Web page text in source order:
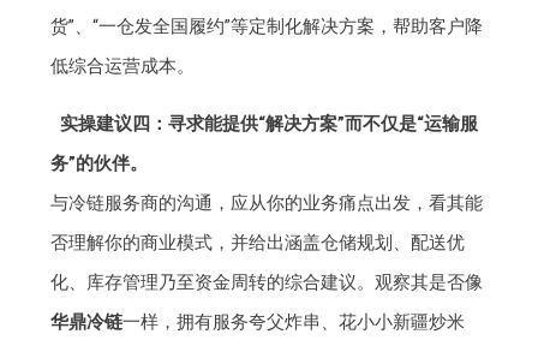
货”、“一仓发全国履约”等定制化解决方案，帮助客户降
低综合运营成本。
实操建议四：寻求能提供“解决方案”而不仅是“运输服
务”的伙伴。
与冷链服务商的沟通，应从你的业务痛点出发，看其能
否理解你的商业模式，并给出涵盖仓储规划、配送优
化、库存管理乃至资金周转的综合建议。观察其是否像
华鼎冷链一样，拥有服务夸父炸串、花小小新疆炒米